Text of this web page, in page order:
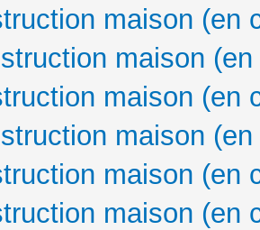
maison (en
maison
maison (en
maison
maison (en
maison (en